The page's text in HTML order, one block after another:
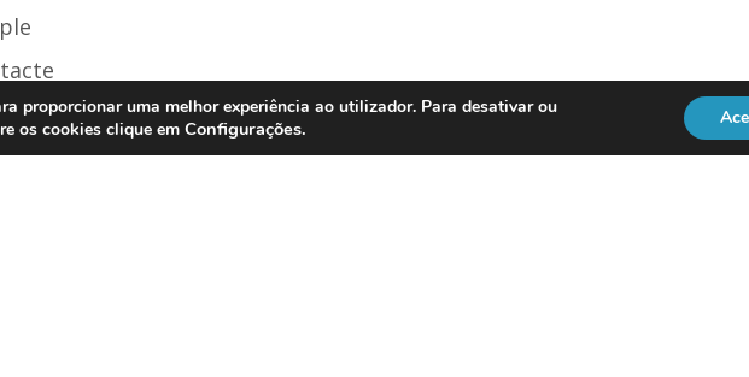
proporcionar uma melhor experiência ao utilizador. Para desativar ou
os cookies clique em Configurações.